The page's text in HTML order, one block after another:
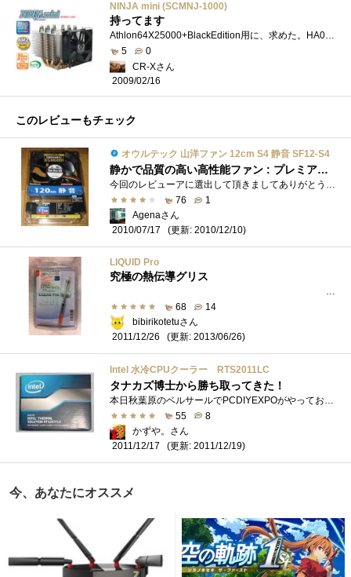
NINJA mini (SCMNJ-1000)
持ってます
Athlon64X25000+BlackEdition用に、求めた。HA06/HA05-GTを収めている筐体が小さく、全高150ｍｍ以上の12cmファン用クーラーが軒並み入らないので。9cmファン�...
5
0
CR-Xさん
2009/02/16
このレビューもチェック
オウルテック 山洋ファン 12cm S4 静音 SF12-S4
静かで品質の高い高性能ファン : プレミアムレビュー！
今回のレビューアに選出して頂きましてありがとうございます！製品が到着したのでレビューしていきます。アイテム情報の写真を見るとモータ�...
76
1
Agenaさん
2010/07/17
(更新: 2010/12/10)
LIQUID Pro
究極の熱伝導グリス
最終更新日2013/6/26塗り方・他のグリスとの比較�...
68
14
bibirikotetuさん
2011/12/26
(更新: 2013/06/26)
Intel 水冷CPUクーラー RTS2011LC
タナカズ博士から勝ち取ってきた！
55
8
かずや。さん
2011/12/17
(更新: 2011/12/19)
今、あなたにオススメ